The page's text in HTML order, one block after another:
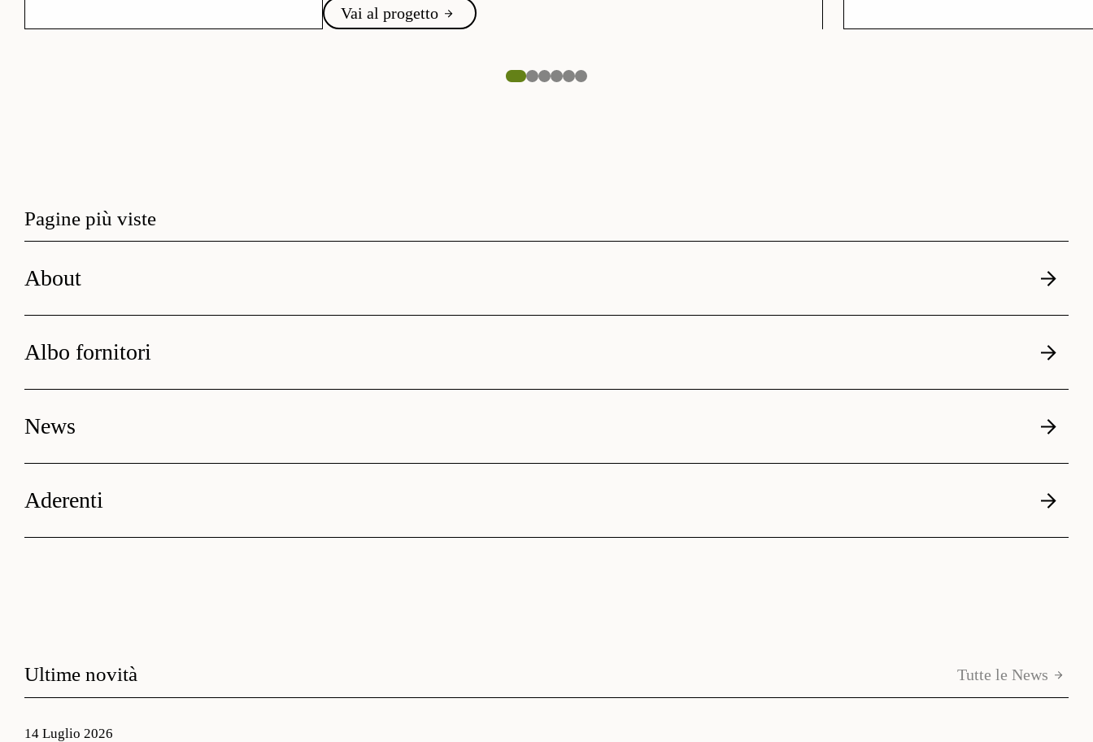
Vai al progetto
Pagine più viste
About
Albo fornitori
News
Aderenti
Ultime novità Tutte le News
14 Luglio 2026